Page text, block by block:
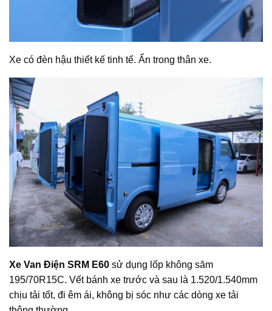
Xe có đèn hậu thiết kế tinh tế. Ẩn trong thân xe.
Xe Van Điện SRM E60 sử dụng lốp không săm
195/70R15C. Vết bánh xe trước và sau là 1.520/1.540mm
chịu tải tốt, đi êm ái, không bị sóc như các dòng xe tải